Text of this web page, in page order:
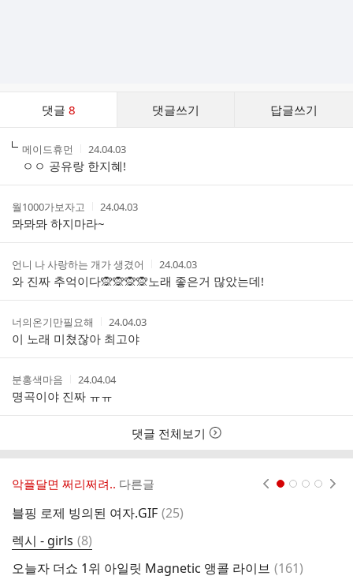
댓글 8 댓글쓰기 답글쓰기
스
작
성
자
메이드휴먼
작
성
시
간
24.04.03
ㅇㅇ 공유랑 한지혜!
작
성
자
월1000가보자고
작
간
24.04.03
뫄뫄뫄 하지마라~
작
성
자
언니 나 사랑하는 개가 생겼어
작
성
시
간
24.04.03
와 진짜 추억이다🙊🙊🙊🙊노래 좋은거 많았는데!
작
성
자
너의온기만필요해
작
성
시
간
24.04.03
이 노래 미쳤잖아 최고야
작
성
자
분홍색마음
작
성
시
간
24.04.04
명곡이야 진짜 ㅠㅠ
댓글 전체보기
악플달면 쩌리쩌려.. 다른글
블핑 로제 빙의된 여자.GIF 댓
(25)
렉시 - girls 댓
글
(8)
오늘자 더쇼 1위 아일릿 Magnetic 앵콜 라이브 댓
(161)